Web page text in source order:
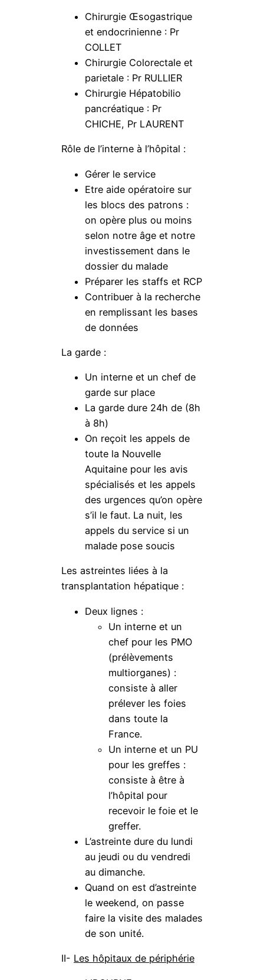
Chirurgie Œsogastrique
et endocrinienne : Pr
COLLET
Chirurgie Colorectale et
parietale : Pr RULLIER
Chirurgie Hépatobilio
pancréatique : Pr
CHICHE, Pr LAURENT
Rôle de l’interne à l’hôpital :
Gérer le service
Etre aide opératoire sur
les blocs des patrons :
on opère plus ou moins
selon notre âge et notre
investissement dans le
dossier du malade
Préparer les staffs et RCP
Contribuer à la recherche
en remplissant les bases
de données
La garde :
Un interne et un chef de
garde sur place
La garde dure 24h de (8h
à 8h)
On reçoit les appels de
toute la Nouvelle
Aquitaine pour les avis
spécialisés et les appels
des urgences qu’on opère
s’il le faut. La nuit, les
appels du service si un
malade pose soucis
Les astreintes liées à la
transplantation hépatique :
Deux lignes :
Un interne et un
chef pour les PMO
(prélèvements
multiorganes) :
consiste à aller
prélever les foies
dans toute la
France.
Un interne et un PU
pour les greffes :
consiste à être à
l’hôpital pour
recevoir le foie et le
greffer.
L’astreinte dure du lundi
au jeudi ou du vendredi
au dimanche.
Quand on est d’astreinte
le weekend, on passe
faire la visite des malades
de son unité.
II- Les hôpitaux de périphérie